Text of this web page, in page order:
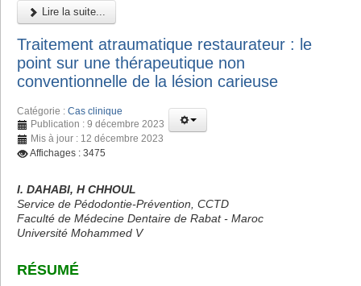
Lire la suite...
Traitement atraumatique restaurateur : le
point sur une thérapeutique non
conventionnelle de la lésion carieuse
Catégorie : Cas clinique
Publication : 9 décembre 2023
Mis à jour : 12 décembre 2023
Affichages : 3475
I. DAHABI, H CHHOUL
Service de Pédodontie-Prévention, CCTD
Faculté de Médecine Dentaire de Rabat - Maroc
Université Mohammed V
RÉSUMÉ